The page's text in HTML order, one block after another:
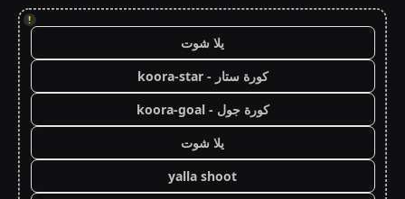
!
يلا شوت
كورة ستار - koora-star
كورة جول - koora-goal
يلا شوت
yalla shoot